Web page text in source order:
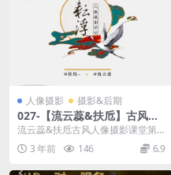
人像摄影 摄影&后期
027-【流云蕊&扶卮】古风人
像摄影课堂第四期
流云蕊&扶卮古风人像摄影课堂第
四期
3 年前 146 6.9